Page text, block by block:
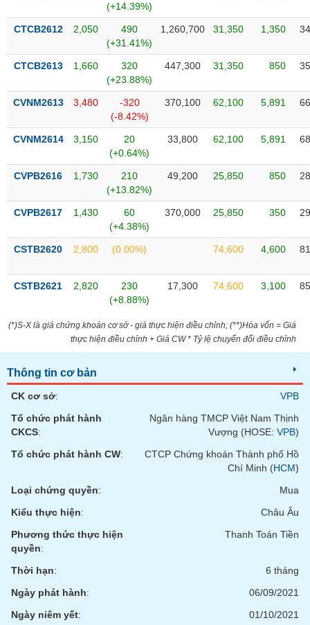
(+14.39%)
CTCB2612 2,050
490
(+31.41%)
1,260,700 31,350 1,350
CTCB2613 1,660
320
(+23.88%)
447,300 31,350 850
CVNM2613 3,480
-320
(-8.42%)
370,100 62,100 5,891
CVNM2614 3,150
20
(+0.64%)
33,800 62,100 5,891
CVPB2616 1,730
210
(+13.82%)
49,200 25,850 850
CVPB2617 1,430
60
(+4.38%)
370,000 25,850 350
CSTB2620 2,800 (0.00%) 74,600 4,600
CSTB2621 2,820
230
(+8.88%)
17,300 74,600 3,100
(*)S-X là giá chứng khoán cơ sở - giá thực hiện điều chỉnh; (**)Hòa vốn = Giá
thực hiện điều chỉnh + Giá CW * Tỷ lệ chuyển đổi điều chỉnh
Thông tin cơ bản
CK cơ sở:
VPB
Tổ chức phát hành
CKCS:
Ngân hàng TMCP Việt Nam Thịnh
Vượng (HOSE: VPB)
Tổ chức phát hành CW:
CTCP Chứng khoán Thành phố Hồ
Chí Minh (HCM)
Loại chứng quyền:
Mua
Kiểu thực hiện:
Châu Âu
Phương thức thực hiện
quyền:
Thanh Toán Tiền
Thời hạn:
6 tháng
Ngày phát hành:
06/09/2021
Ngày niêm yết:
01/10/2021
VỤ
THÔNG
TIỆN
ÍCH
BẤT
SẢN
chứng
khoán
Tất cả Cổ phiếu Chứng
đạo
(-)
Tất cả Người nội bộ Người liên quan Cổ đông lớn
Tin
tức
(-)
viết
tác
giả
(-)